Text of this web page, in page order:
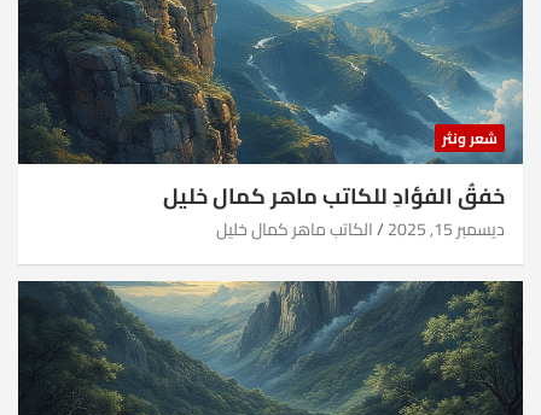
شعر ونثر
خفقُ الفؤادِ للكاتب ماهر كمال خليل
ديسمبر 15, 2025 الكاتب ماهر كمال خليل